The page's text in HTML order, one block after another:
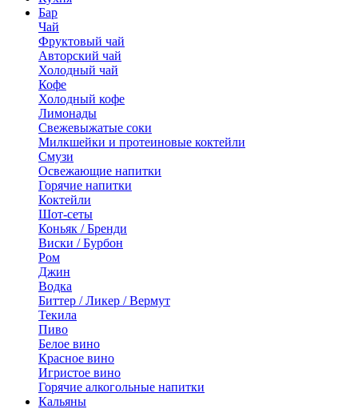
Бар
Чай
Фруктовый чай
Авторский чай
Холодный чай
Кофе
Холодный кофе
Лимонады
Свежевыжатые соки
Милкшейки и протеиновые коктейли
Смузи
Освежающие напитки
Горячие напитки
Коктейли
Шот-сеты
Коньяк / Бренди
Виски / Бурбон
Ром
Джин
Водка
Биттер / Ликер / Вермут
Текила
Пиво
Белое вино
Красное вино
Игристое вино
Горячие алкогольные напитки
Кальяны